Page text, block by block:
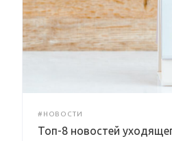
#НОВОСТИ
Топ-8 новостей